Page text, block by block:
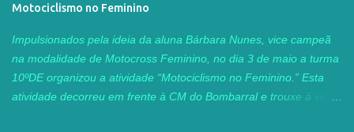
recurso ao Padlet, onde reunimos materiais, exemplos de
atividades práticas e sugestões de ferramentas digitais para
estimular o pensamento criativo. Acr...
Motociclismo no Feminino
Impulsionados pela ideia da aluna Bárbara Nunes, vice campeã
na modalidade de Motocross Feminino, no dia 3 de maio a turma
10ºDE organizou a atividade “Motociclismo no Feminino.” Esta
atividade decorreu em frente à CM do Bombarral e trouxe à vila